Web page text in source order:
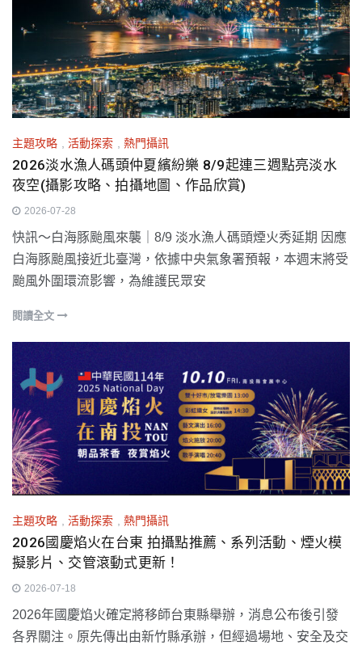
主題攻略 活動探索 熱門攝訊
2026淡水漁人碼頭仲夏繽紛樂 8/9起連三週點亮淡水
夜空(攝影攻略、拍攝地圖、作品欣賞)
2026-07-28
快訊～白海豚颱風來襲｜8/9 淡水漁人碼頭煙火秀延期 因應
白海豚颱風接近北臺灣，依據中央氣象署預報，本週末將受
颱風外圍環流影響，為維護民眾安
閱讀全文
主題攻略 , 活動探索 , 熱門攝訊
2026國慶焰火在台東 拍攝點推薦、系列活動、煙火模
擬影片、交管滾動式更新！
2026-07-18
2026年國慶焰火確定將移師台東縣舉辦，消息公布後引發
各界關注。原先傳出由新竹縣承辦，但經過場地、安全及交